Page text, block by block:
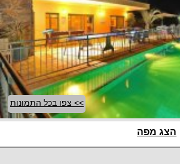
>> צפו בכל התמונות
הצג מפה